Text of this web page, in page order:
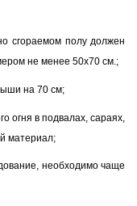
сгораемом полу должен
не менее 50х70 см.;
на 70 см;
огня в подвалах, сараях,
материал;
необходимо чаще